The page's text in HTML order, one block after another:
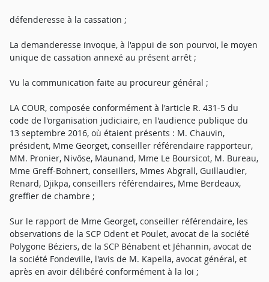
défenderesse à la cassation ;
La demanderesse invoque, à l'appui de son pourvoi, le moyen
unique de cassation annexé au présent arrêt ;
Vu la communication faite au procureur général ;
LA COUR, composée conformément à l'article R. 431-5 du
code de l'organisation judiciaire, en l'audience publique du
13 septembre 2016, où étaient présents : M. Chauvin,
président, Mme Georget, conseiller référendaire rapporteur,
MM. Pronier, Nivôse, Maunand, Mme Le Boursicot, M. Bureau,
Mme Greff-Bohnert, conseillers, Mmes Abgrall, Guillaudier,
Renard, Djikpa, conseillers référendaires, Mme Berdeaux,
greffier de chambre ;
Sur le rapport de Mme Georget, conseiller référendaire, les
observations de la SCP Odent et Poulet, avocat de la société
Polygone Béziers, de la SCP Bénabent et Jéhannin, avocat de
la société Fondeville, l'avis de M. Kapella, avocat général, et
après en avoir délibéré conformément à la loi ;